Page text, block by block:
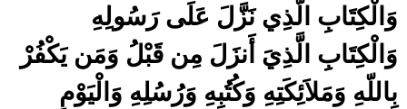
وَالْكِتَابِ الَّذِي نَزَّلَ عَلَى رَسُولِهِ
وَالْكِتَابِ الَّذِيَ أَنزَلَ مِن قَبْلُ وَمَن يَكْفُرْ
بِاللّهِ وَمَلاَئِكَتِهِ وَكُتُبِهِ وَرُسُلِهِ وَالْيَوْمِ